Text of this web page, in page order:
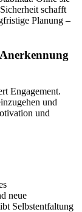
schafft
Planung –
Engagement.
und
und
neue
Selbstentfaltung